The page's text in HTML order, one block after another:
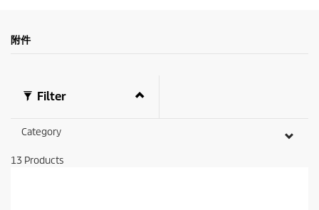
附件
Filter
Category
13 Products